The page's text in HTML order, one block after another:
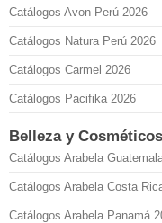
Catálogos Avon Perú 2026
Catálogos Natura Perú 2026
Catálogos Carmel 2026
Catálogos Pacifika 2026
Belleza y
Catálogos Arabela
Catálogos Arabela Costa
Catálogos Arabela Panamá